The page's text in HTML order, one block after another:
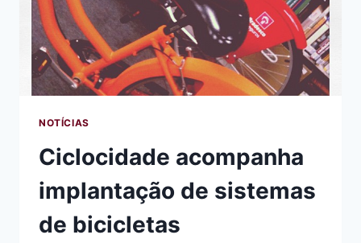
NOTÍCIAS
Ciclocidade acompanha
implantação de sistemas
de bicicletas